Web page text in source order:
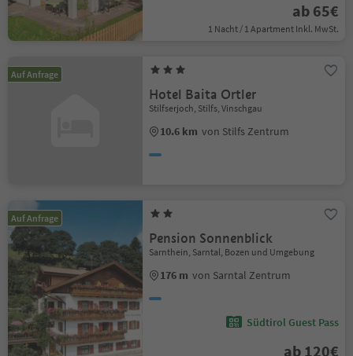
ab 65€
1 Nacht / 1 Apartment Inkl. MwSt.
Auf Anfrage
Hotel Baita Ortler
Stilfserjoch, Stilfs, Vinschgau
10.6 km von Stilfs Zentrum
Auf Anfrage
Pension Sonnenblick
Sarnthein, Sarntal, Bozen und Umgebung
176 m von Sarntal Zentrum
Südtirol Guest Pass
ab 120€